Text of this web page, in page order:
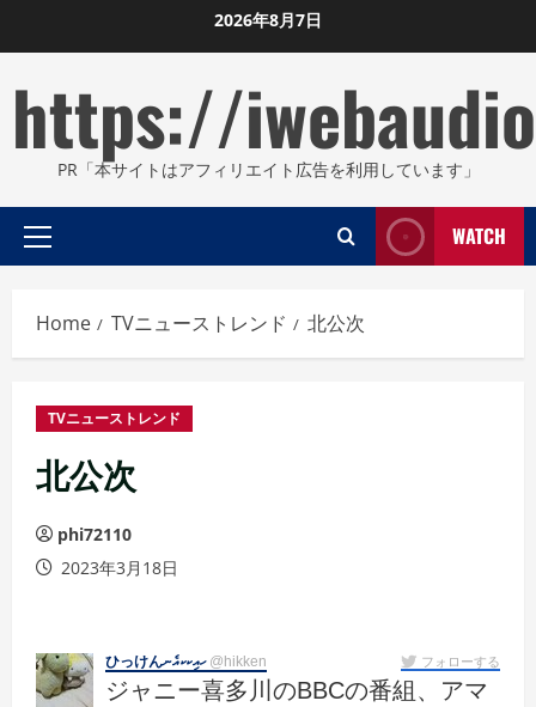
to
2026年8月7日
https://
PR「本サイトはアフィリエイト広告を利用しています」
Primary
WATCH
Home TVニューストレンド 北公次
TVニューストレンド
北公次
phi72110
2023年3月18日
ひっけんހއިކކއެނ @hikken フォローする
ジャニー喜多川のBBCの番組、アマ